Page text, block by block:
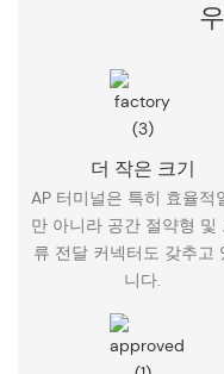
더 작은 크기
AP 터미널은 특히 효율적
만 아니라 공간 절약형 및
류 전달 커넥터도 갖추고
니다.